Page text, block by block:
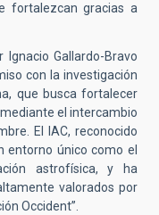
fortalezcan gracias a
Ignacio Gallardo-Bravo
con la investigación
que busca fortalecer
el intercambio
El IAC, reconocido
entorno único como el
astrofísica, y ha
valorados por
Occident”.